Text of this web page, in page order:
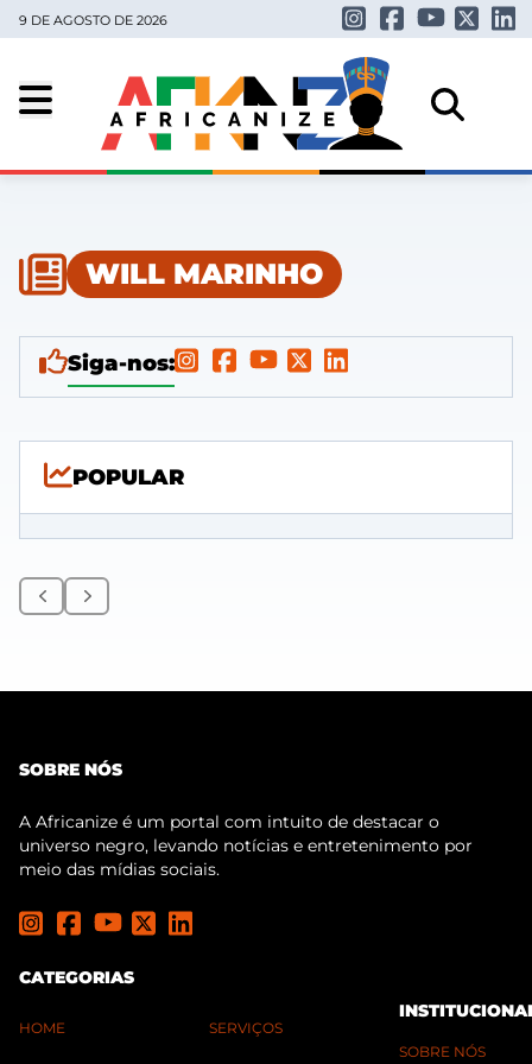
9 DE AGOSTO DE 2026
WILL MARINHO
Siga-nos:
POPULAR
AnteriorPróximo
SOBRE NÓS
A Africanize é um portal com intuito de destacar o
universo negro, levando notícias e entretenimento por
meio das mídias sociais.
CATEGORIAS
HOME SERVIÇOS
SOBRE NÓS